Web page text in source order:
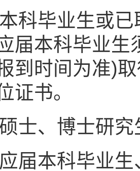
科毕业生或
届本科毕业
到时间为准)
证书。
士、博士研
届本科毕业